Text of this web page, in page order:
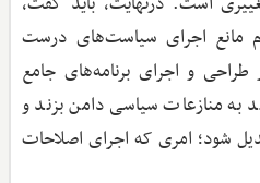
مانع اجرای سیاست‌های درست
طراحی و اجرای برنامه‌های جامع
به منازعات سیاسی دامن بزند و
شود؛ امری که اجرای اصلاحات